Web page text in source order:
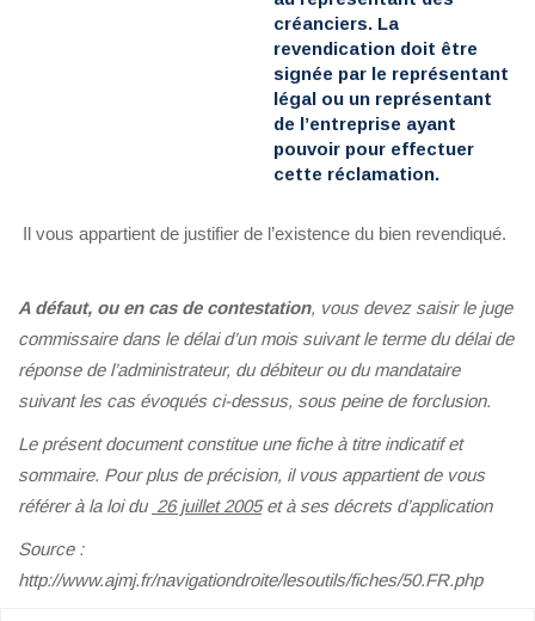
créanciers. La
revendication doit être
signée par le représentant
légal ou un représentant
de l’entreprise ayant
pouvoir pour effectuer
cette réclamation.
Il vous appartient de justifier de l’existence du bien revendiqué.
A défaut, ou en cas de contestation, vous devez saisir le juge
commissaire dans le délai d’un mois suivant le terme du délai de
réponse de l’administrateur, du débiteur ou du mandataire
suivant les cas évoqués ci-dessus, sous peine de forclusion.
Le présent document constitue une fiche à titre indicatif et
sommaire. Pour plus de précision, il vous appartient de vous
référer à la loi du 26 juillet 2005et à ses décrets d’application
Source :
http://www.ajmj.fr/navigationdroite/lesoutils/fiches/50.FR.php